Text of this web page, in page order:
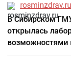
rosminzdrav.ru
В Сибирском
открылась
возможностями
для